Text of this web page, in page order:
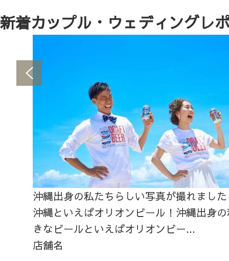
新着カップル・ウェディングレ
沖縄出身の私たちらしい写真が撮れまし
沖縄といえばオリオンビール！沖縄出身
きなビールといえばオリオンビー...
店舗名